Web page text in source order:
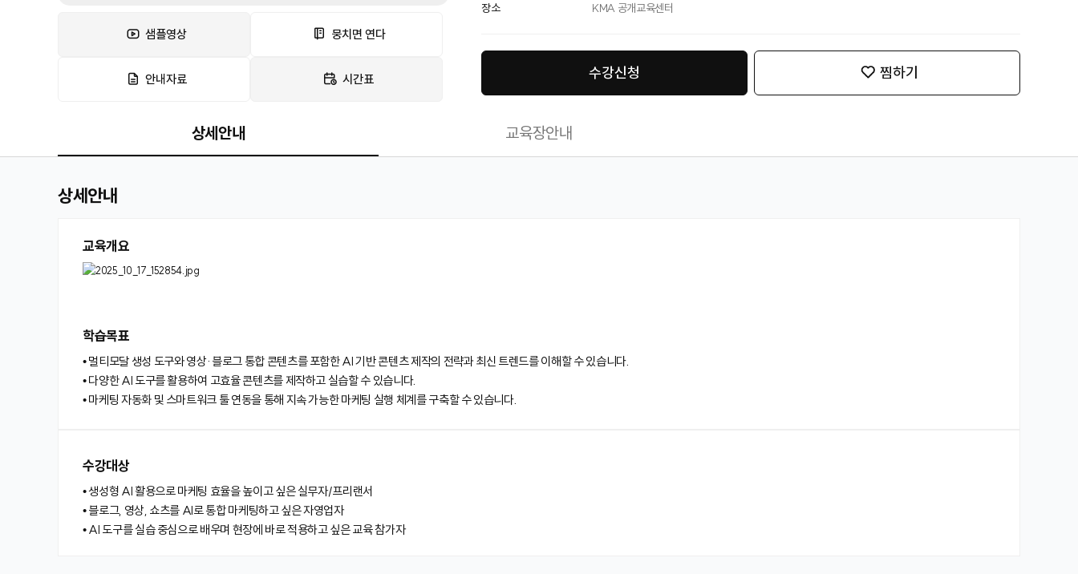
샘플영상 뭉치면 연다
안내자료 시간표
장소 KMA 공개교육센터
수강신청 찜하기
상세안내 교육장안내
상세안내
교육개요
학습목표
• 멀티모달 생성 도구와 영상·블로그 통합 콘텐츠를 포함한 AI 기반 콘텐츠 제작의 전략과 최신 트렌드를 이해할 수 있습니다.
• 다양한 AI 도구를 활용하여 고효율 콘텐츠를 제작하고 실습할 수 있습니다.
• 마케팅 자동화 및 스마트워크 툴 연동을 통해 지속 가능한 마케팅 실행 체계를 구축할 수 있습니다.
수강대상
• 생성형 AI 활용으로 마케팅 효율을 높이고 싶은 실무자/프리랜서
• 블로그, 영상, 쇼츠를 AI로 통합 마케팅하고 싶은 자영업자
• AI 도구를 실습 중심으로 배우며 현장에 바로 적용하고 싶은 교육 참가자